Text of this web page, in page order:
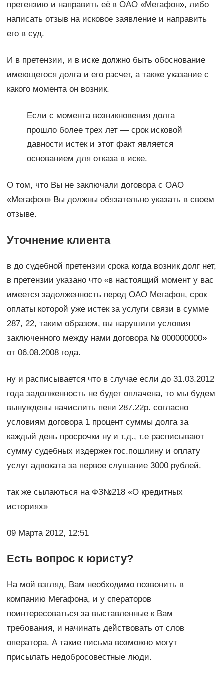
претензию и направить её в ОАО «Мегафон», либо
написать отзыв на исковое заявление и направить
его в суд.
И в претензии, и в иске должно быть обоснование
имеющегося долга и его расчет, а также указание с
какого момента он возник.
Если с момента возникновения долга
прошло более трех лет — срок исковой
давности истек и этот факт является
основанием для отказа в иске.
О том, что Вы не заключали договора с ОАО
«Мегафон» Вы должны обязательно указать в своем
отзыве.
Уточнение клиента
в до судебной претензии срока когда возник долг нет,
в претензии указано что «в настоящий момент у вас
имеется задолженность перед ОАО Мегафон, срок
оплаты которой уже истек за услуги связи в сумме
287, 22, таким образом, вы нарушили условия
заключенного между нами договора № 000000000»
от 06.08.2008 года.
ну и расписывается что в случае если до 31.03.2012
года задолженность не будет оплачена, то мы будем
вынуждены начислить пени 287.22р. согласно
условиям договора 1 процент суммы долга за
каждый день просрочки ну и т.д., т.е расписывают
сумму судебных издержек гос.пошлину и оплату
услуг адвоката за первое слушание 3000 рублей.
так же сылаються на ФЗ№218 «О кредитных
историях»
09 Марта 2012, 12:51
Есть вопрос к юристу?
На мой взгляд, Вам необходимо позвонить в
компанию Мегафона, и у операторов
поинтересоваться за выставленные к Вам
требования, и начинать действовать от слов
оператора. А такие письма возможно могут
присылать недобросовестные люди.